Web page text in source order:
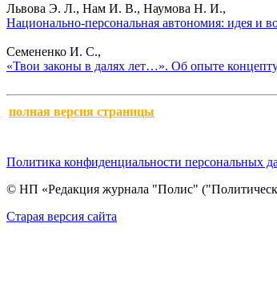
Львова Э. Л., Нам И. В., Наумова Н. И.,
Национально-персональная автономия: идея и
Семененко И. С.,
«Твои законы в далях лет…». Об опыте
полная версия страницы
Политика конфиденциальности персональных
© НП «Редакция журнала "Полис"
Cтарая версия сайта